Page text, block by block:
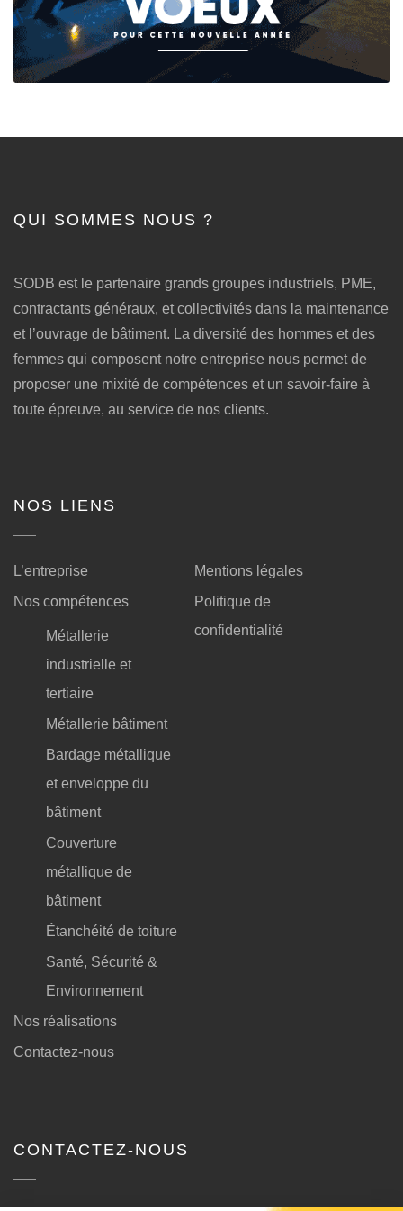
QUI SOMMES NOUS ?
SODB est le partenaire grands groupes industriels, PME,
contractants généraux, et collectivités dans la maintenance
et l’ouvrage de bâtiment. La diversité des hommes et des
femmes qui composent notre entreprise nous permet de
proposer une mixité de compétences et un savoir-faire à
toute épreuve, au service de nos clients.
NOS LIENS
L’entreprise
Nos compétences
Métallerie
industrielle et
tertiaire
Métallerie bâtiment
Bardage métallique
et enveloppe du
bâtiment
Couverture
métallique de
bâtiment
Étanchéité de toiture
Santé, Sécurité &
Environnement
Nos réalisations
Contactez-nous
Mentions légales
Politique de
confidentialité
CONTACTEZ-NOUS